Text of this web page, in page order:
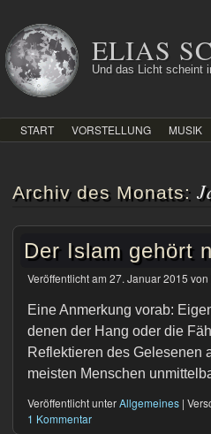
Inhalt
springen
ELIAS
Und das Licht scheint
START VORSTELLUNG MUSIK
Archiv des Monats:
Der Islam gehört
Veröffentlicht am 27. Januar 2015 von
Eine Anmerkung vorab:
denen der Hang oder die
Reflektieren des Gelesenen
meisten Menschen
Veröffentlicht unterAllgemeines |
1 Kommentar